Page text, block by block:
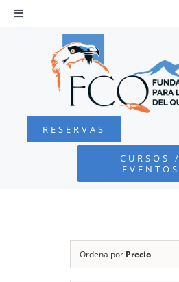
Saltar
Toggle
Navigation
QUEBRANTAHUESOS
FUNDACIÓN
RESERVAS
CURSOS /
EVENTOS
Ordena por Precio